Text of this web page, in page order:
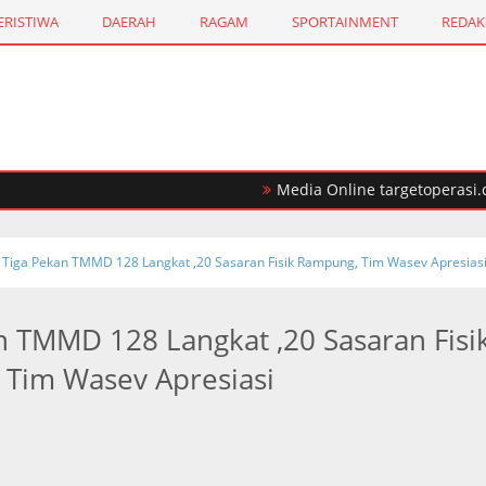
DAERAH RAGAM SPORTAINMENT
Media Online targetoperasi.com
Tiga Pekan TMMD 128 Langkat ,20 Sasaran Fisik Rampung, Tim Wasev Apresiasi
TMMD 128 Langkat ,20 Sasaran
Wasev Apresiasi